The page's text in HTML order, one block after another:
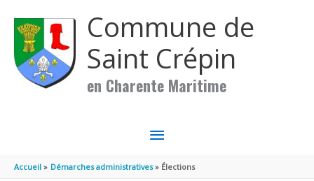
Commune de
Saint Crépin
en Charente Maritime
MENU
PRINCIPAL
Accueil Démarches administratives Élections